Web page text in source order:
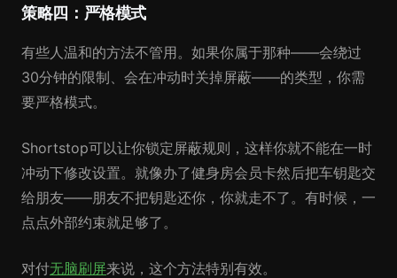
策略四：严格模式
有些人温和的方法不管用。如果你属于那种——会绕过
30分钟的限制、会在冲动时关掉屏蔽——的类型，你需
要严格模式。
Shortstop可以让你锁定屏蔽规则，这样你就不能在一时
冲动下修改设置。就像办了健身房会员卡然后把车钥匙交
给朋友——朋友不把钥匙还你，你就走不了。有时候，一
点点外部约束就足够了。
对付无脑刷屏来说，这个方法特别有效。